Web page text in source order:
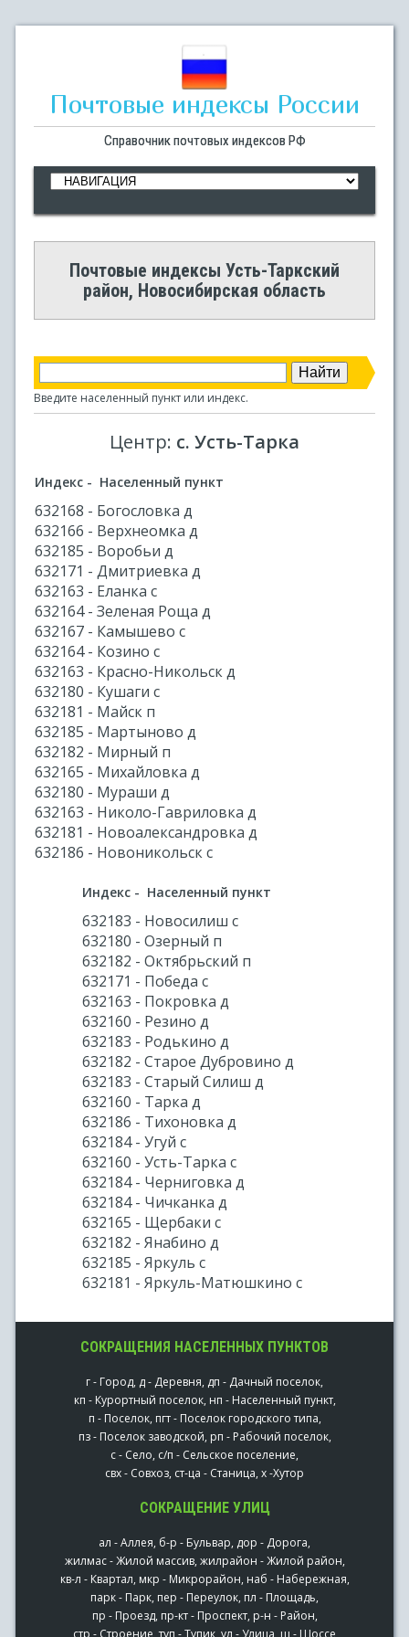
Почтовые индексы России
Справочник почтовых индексов РФ
Почтовые индексы Усть-Таркский
район, Новосибирская область
Введите населенный пункт или индекс.
Центр: с. Усть-Тарка
Индекс - Населенный пункт
632168 - Богословка д
632166 - Верхнеомка д
632185 - Воробьи д
632171 - Дмитриевка д
632163 - Еланка с
632164 - Зеленая Роща д
632167 - Камышево с
632164 - Козино с
632163 - Красно-Никольск д
632180 - Кушаги с
632181 - Майск п
632185 - Мартыново д
632182 - Мирный п
632165 - Михайловка д
632180 - Мураши д
632163 - Николо-Гавриловка д
632181 - Новоалександровка д
632186 - Новоникольск с
Индекс - Населенный пункт
632183 - Новосилиш с
632180 - Озерный п
632182 - Октябрьский п
632171 - Победа с
632163 - Покровка д
632160 - Резино д
632183 - Родькино д
632182 - Старое Дубровино д
632183 - Старый Силиш д
632160 - Тарка д
632186 - Тихоновка д
632184 - Угуй с
632160 - Усть-Тарка с
632184 - Черниговка д
632184 - Чичканка д
632165 - Щербаки с
632182 - Янабино д
632185 - Яркуль с
632181 - Яркуль-Матюшкино с
СОКРАЩЕНИЯ НАСЕЛЕННЫХ ПУНКТОВ
г - Город, д - Деревня, дп - Дачный поселок,
кп - Курортный поселок, нп - Населенный пункт,
п - Поселок, пгт - Поселок городского типа,
пз - Поселок заводской, рп - Рабочий поселок,
с - Село, с/п - Сельское поселение,
свх - Совхоз, ст-ца - Станица, х -Хутор
СОКРАЩЕНИЕ УЛИЦ
ал - Аллея, б-р - Бульвар, дор - Дорога,
жилмас - Жилой массив, жилрайон - Жилой район,
кв-л - Квартал, мкр - Микрорайон, наб - Набережная,
парк - Парк, пер - Переулок, пл - Площадь,
пр - Проезд, пр-кт - Проспект, р-н - Район,
стр - Строение, туп - Тупик, ул - Улица, ш - Шоссе